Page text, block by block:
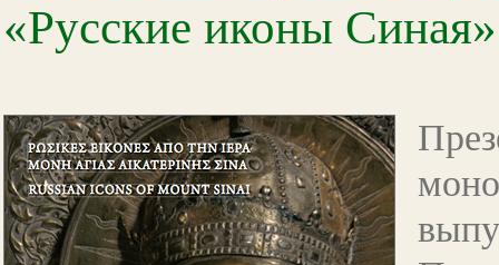
«Русские иконы Синая»